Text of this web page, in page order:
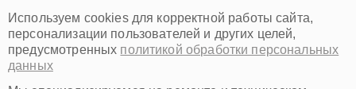
Омск
Красноярск
Пермь
Ульяновск
Используем cookies для корректной работы сайта,
персонализации пользователей и других целей,
предусмотренных политикой обработки персональных
данных